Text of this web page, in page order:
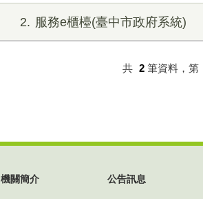
2 服務e櫃檯(臺中市政府系統)
共 2 筆資料，第
機關簡介 公告訊息